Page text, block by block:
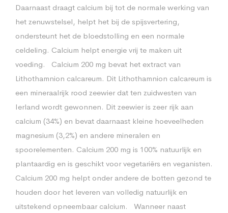
Daarnaast draagt calcium bij tot de normale werking van
het zenuwstelsel, helpt het bij de spijsvertering,
ondersteunt het de bloedstolling en een normale
celdeling. Calcium helpt energie vrij te maken uit
voeding. Calcium 200 mg bevat het extract van
Lithothamnion calcareum. Dit Lithothamnion calcareum is
een mineraalrijk rood zeewier dat ten zuidwesten van
Ierland wordt gewonnen. Dit zeewier is zeer rijk aan
calcium (34%) en bevat daarnaast kleine hoeveelheden
magnesium (3,2%) en andere mineralen en
spoorelementen. Calcium 200 mg is 100% natuurlijk en
plantaardig en is geschikt voor vegetariërs en veganisten.
Calcium 200 mg helpt onder andere de botten gezond te
houden door het leveren van volledig natuurlijk en
uitstekend opneembaar calcium. Wanneer naast